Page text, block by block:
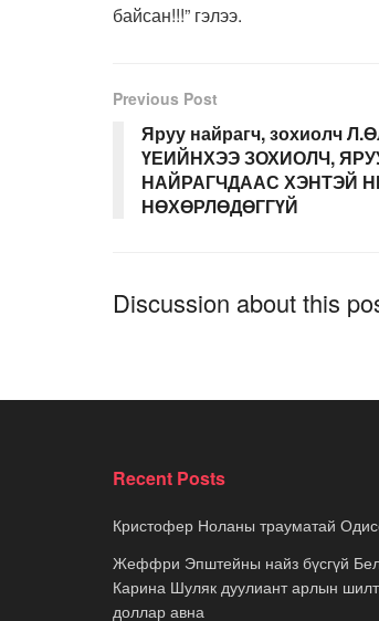
байсан!!!” гэлээ.
Previous Post
Яруу найрагч, зохиолч
ҮЕИЙНХЭЭ ЗОХИОЛЧ,
НАЙРАГЧДААС ХЭНТЭЙ
НӨХӨРЛӨДӨГГҮЙ
Discussion about this
Recent Posts
Кристофер Ноланы трауматай
Жеффри Эпштейны найз бүсгүй
Карина Шуляк дуулиант арлын
доллар авна